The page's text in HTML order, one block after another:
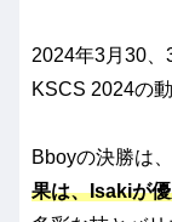
2024年3月30、
KSCS 2024の
Bboyの決勝は
果は、Isakiが